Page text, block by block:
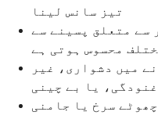
تیز سانس لینا
سے متعلق پسینے سے
محسوس ہوتی ہے
میں دشواری، غیر
یا بے چینی
سرخ یا جامنی